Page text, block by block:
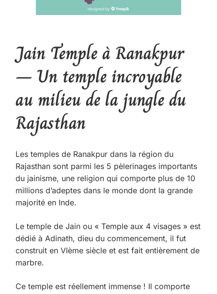
Jain Temple à Ranakpur
– Un temple incroyable
au milieu de la jungle du
Rajasthan
Les temples de Ranakpur dans la région du
Rajasthan sont parmi les 5 pèlerinages importants
du jainisme, une religion qui comporte plus de 10
millions d’adeptes dans le monde dont la grande
majorité en Inde.
Le temple de Jain ou « Temple aux 4 visages » est
dédié à Adinath, dieu du commencement, il fut
construit en VIème siècle et est fait entièrement de
marbre.
Ce temple est réellement immense ! Il comporte